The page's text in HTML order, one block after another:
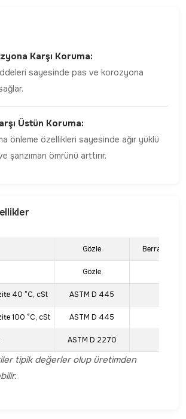
Karşı Koruma:
sayesinde pas ve korozyona
Üstün Koruma:
önleme özellikleri sayesinde ağır yüklü
şanzıman ömrünü arttırır.
Gözle Berrak &
Gözle
40 °C, cSt ASTM D 445
100 °C, cSt ASTM D 445
ASTM D 2270
tipik değerler olup üretimden